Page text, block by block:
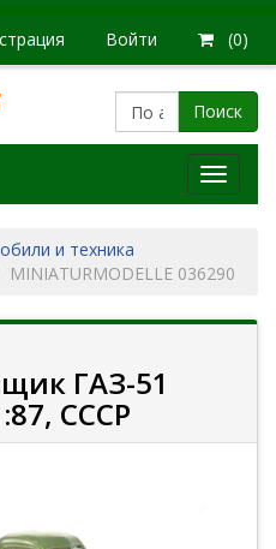
Войти (0)
Поиск
Модели
и техника
MINIATURMODELLE 036290
ГАЗ-51
СССР